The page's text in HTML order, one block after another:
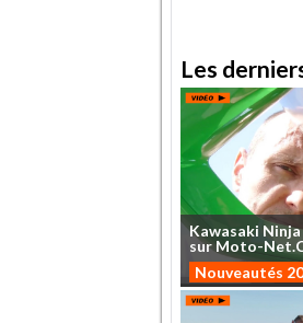
Les
Kawasaki Ninja
sur Moto-
Nouveautés